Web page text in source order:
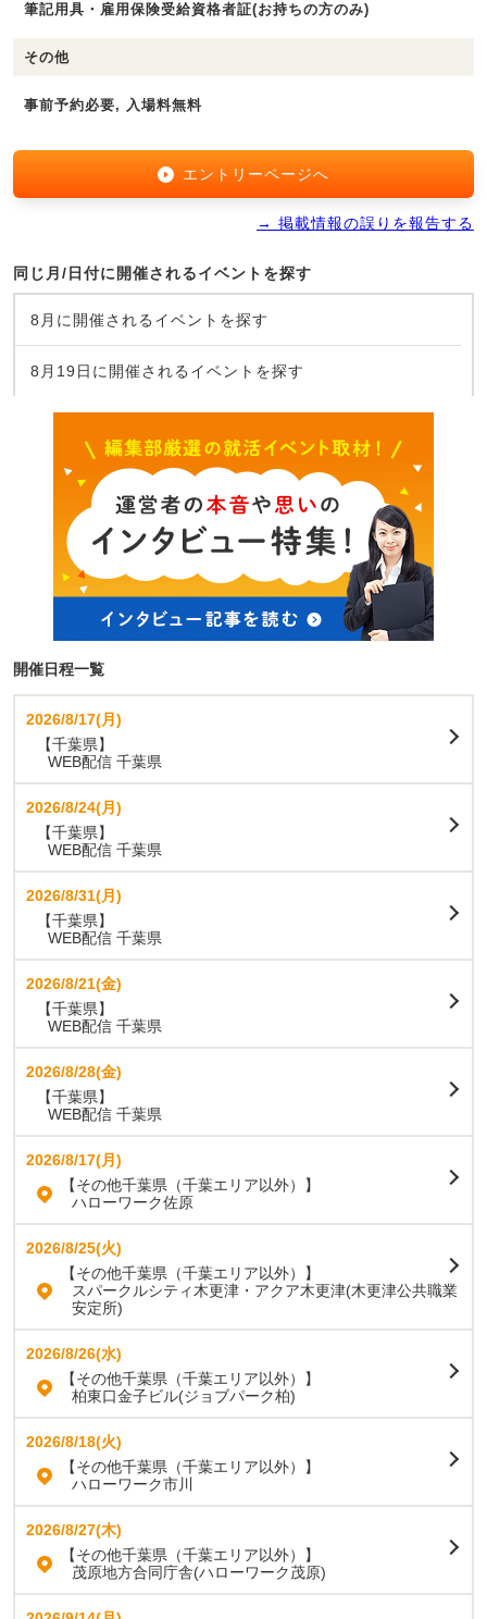
筆記用具・雇用保険受給資格者証(お持ちの方のみ)
その他
事前予約必要, 入場料無料
エントリーページへ
→ 掲載情報の誤りを報告する
同じ月/日付に開催されるイベントを探す
8月に開催されるイベントを探す
8月19日に開催されるイベントを探す
開催日程一覧
2026/8/17(月)
【千葉県】
WEB配信 千葉県
2026/8/24(月)
【千葉県】
WEB配信 千葉県
2026/8/31(月)
【千葉県】
WEB配信 千葉県
2026/8/21(金)
【千葉県】
WEB配信 千葉県
2026/8/28(金)
【千葉県】
WEB配信 千葉県
2026/8/17(月)
【その他千葉県（千葉エリア以外）】
ハローワーク佐原
2026/8/25(火)
【その他千葉県（千葉エリア以外）】
スパークルシティ木更津・アクア木更津(木更津公共職業
安定所)
2026/8/26(水)
【その他千葉県（千葉エリア以外）】
柏東口金子ビル(ジョブパーク柏)
2026/8/18(火)
【その他千葉県（千葉エリア以外）】
ハローワーク市川
2026/8/27(木)
【その他千葉県（千葉エリア以外）】
茂原地方合同庁舎(ハローワーク茂原)